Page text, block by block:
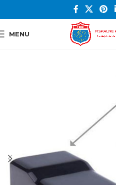
MENU